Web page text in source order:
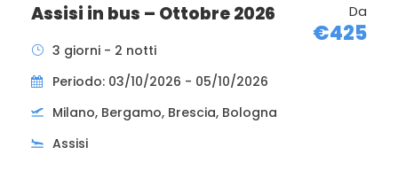
Assisi in bus – Ottobre 2026 Da
€425
3 giorni - 2 notti
Periodo: 03/10/2026 - 05/10/2026
Milano, Bergamo, Brescia, Bologna
Assisi